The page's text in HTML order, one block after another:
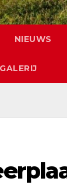
NIEUWS